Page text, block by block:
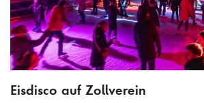
Eisdisco auf Zollverein